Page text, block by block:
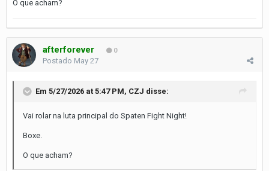
O que acham?
afterforever 0
Postado May 27
Em 5/27/2026 at 5:47 PM, CZJ disse:
Vai rolar na luta principal do Spaten Fight Night!
Boxe.
O que acham?